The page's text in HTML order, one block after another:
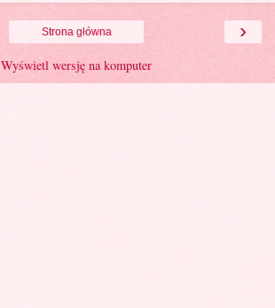
›
Strona główna
Wyświetl wersję na komputer